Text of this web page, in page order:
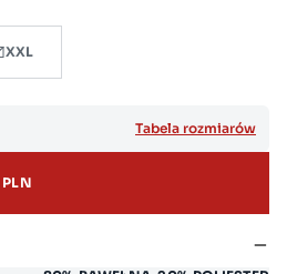
XXL
Tabela rozmiarów
PLN